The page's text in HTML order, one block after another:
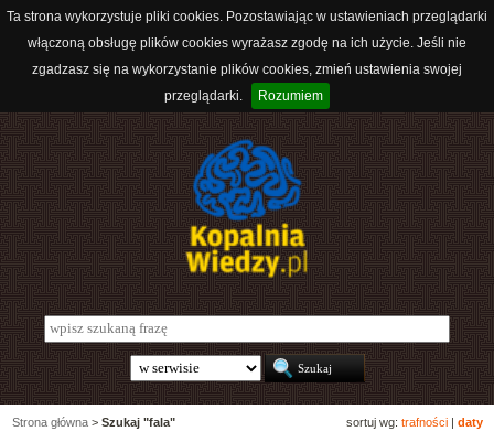
Ta strona wykorzystuje pliki cookies. Pozostawiając w ustawieniach przeglądarki
włączoną obsługę plików cookies wyrażasz zgodę na ich użycie. Jeśli nie
zgadzasz się na wykorzystanie plików cookies, zmień ustawienia swojej
przeglądarki.
Rozumiem
sortuj wg: trafności daty
Strona główna > Szukaj "fala"